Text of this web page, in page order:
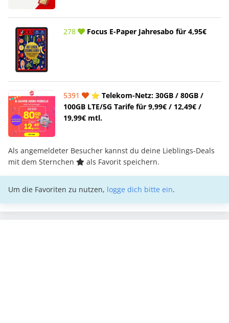
278 Focus E-Paper Jahresabo für 4,95€
5391
⭐️ Telekom-Netz: 30GB / 80GB /
100GB LTE/5G Tarife für 9,99€ / 12,49€ /
19,99€ mtl.
Als angemeldeter Besucher kannst du deine Lieblings-Deals
mit dem Sternchen
als Favorit speichern.
Um die Favoriten zu nutzen, logge dich bitte ein.